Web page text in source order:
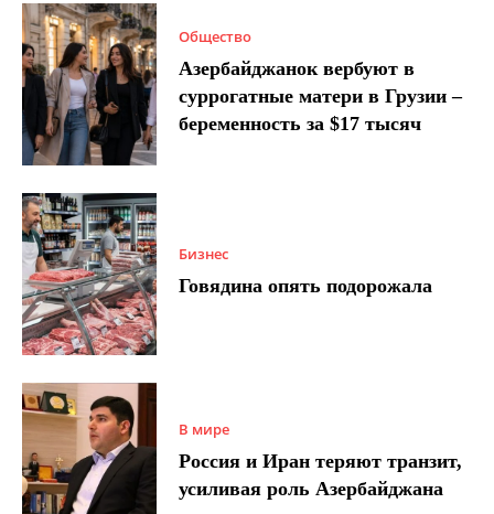
Общество
Азербайджанок вербуют в
суррогатные матери в Грузии –
беременность за $17 тысяч
Бизнес
Говядина опять подорожала
В мире
Россия и Иран теряют транзит,
усиливая роль Азербайджана